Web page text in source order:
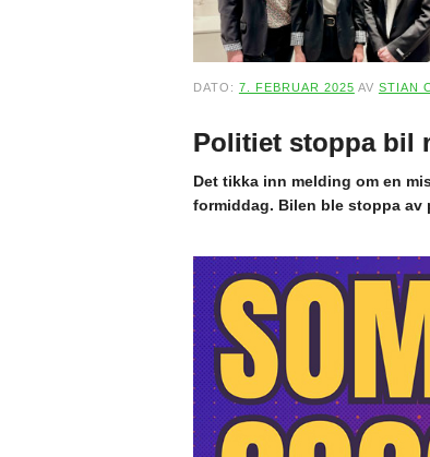
DATO: 7. FEBRUAR 2025 AV STIAN
Politiet stoppa bil
Det tikka inn melding om en
formiddag. Bilen ble stoppa av